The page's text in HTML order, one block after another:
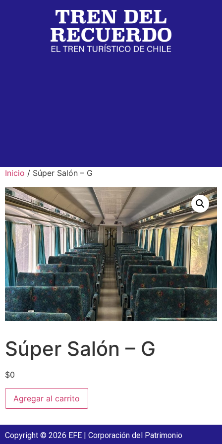
Inicio / Súper Salón – G
Súper Salón – G
$0
Agregar al carrito
Copyright © 2026 EFE | Corporación del Patrimonio